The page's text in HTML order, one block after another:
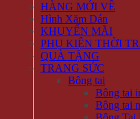
HÀNG MỚI VỀ
Hình Xăm Dán
KHUYẾN MÃI
PHỤ KIỆN THỜI
QUÀ TẶNG
TRANG SỨC
Bông tai
Bông tai
Bông tai